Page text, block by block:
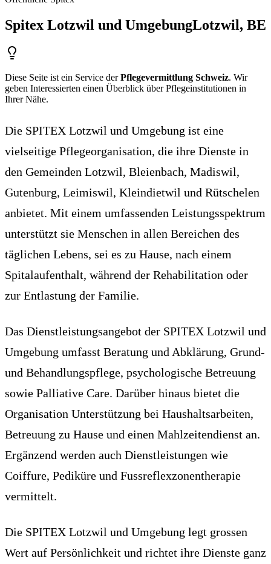
Spitex Lotzwil und UmgebungLotzwil, BE
Diese Seite ist ein Service derPflegevermittlung Schweiz. Wir
geben Interessierten einen Überblick über Pflegeinstitutionen in
Ihrer Nähe.
Die SPITEX Lotzwil und Umgebung ist eine
vielseitige Pflegeorganisation, die ihre Dienste in
den Gemeinden Lotzwil, Bleienbach, Madiswil,
Gutenburg, Leimiswil, Kleindietwil und Rütschelen
anbietet. Mit einem umfassenden Leistungsspektrum
unterstützt sie Menschen in allen Bereichen des
täglichen Lebens, sei es zu Hause, nach einem
Spitalaufenthalt, während der Rehabilitation oder
zur Entlastung der Familie.
Das Dienstleistungsangebot der SPITEX Lotzwil und
Umgebung umfasst Beratung und Abklärung, Grund-
und Behandlungspflege, psychologische Betreuung
sowie Palliative Care. Darüber hinaus bietet die
Organisation Unterstützung bei Haushaltsarbeiten,
Betreuung zu Hause und einen Mahlzeitendienst an.
Ergänzend werden auch Dienstleistungen wie
Coiffure, Pediküre und Fussreflexzonentherapie
vermittelt.
Die SPITEX Lotzwil und Umgebung legt grossen
Wert auf Persönlichkeit und richtet ihre Dienste ganz